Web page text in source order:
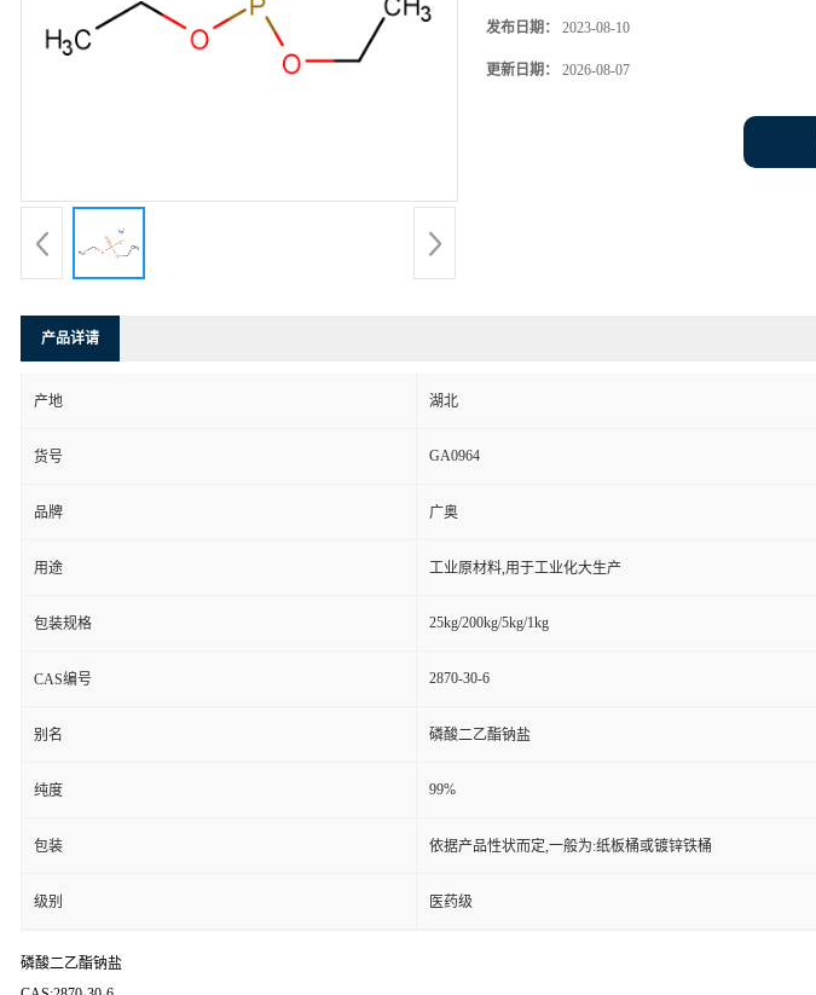
发布日期： 2023-08-10
更新日期： 2026-08-07
产品详请
产地 湖北
货号 GA0964
品牌 广奥
用途 工业原材料,用于工业化大生产
包装规格 25kg/200kg/5kg/1kg
CAS编号 2870-30-6
别名 磷酸二乙酯钠盐
纯度 99%
包装 依据产品性状而定,一般为:纸板桶或镀锌铁桶
级别 医药级
磷酸二乙酯钠盐